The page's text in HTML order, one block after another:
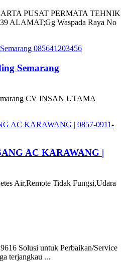
PUSAT PERMATA TEHNIK
ALAMAT;Gg Waspada Raya No
Semarang
CV INSAN UTAMA
AC KARAWANG |
Air,Remote Tidak Fungsi,Udara
Solusi untuk Perbaikan/Service
terjangkau ...